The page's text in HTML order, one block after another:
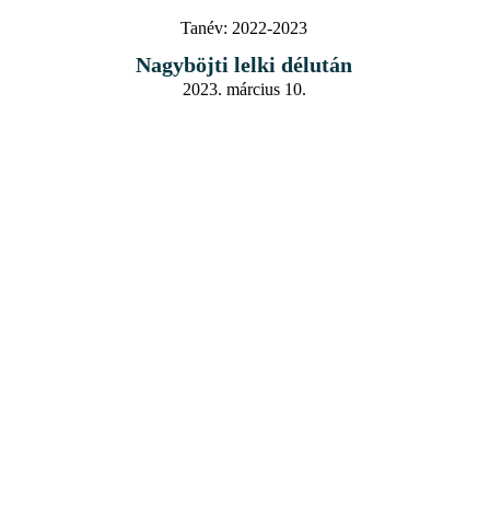
Tanév: 2022-2023
Nagyböjti lelki délután
2023. március 10.